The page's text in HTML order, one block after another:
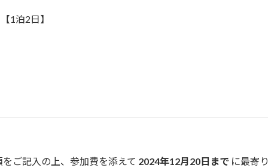
1泊2日】
ご記入の上、参加費を添えて 2024年12月20日まで に最寄